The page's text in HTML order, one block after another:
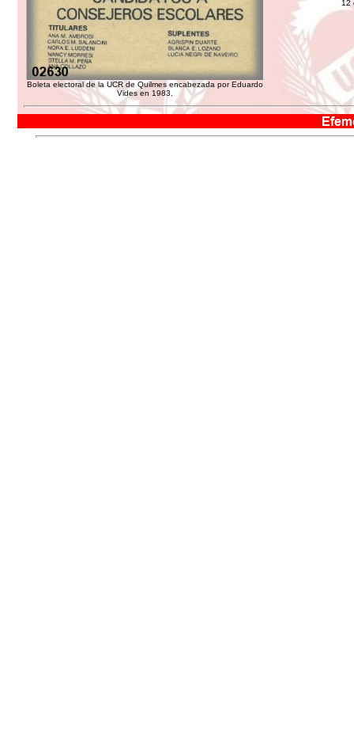
Boleta electoral de la UCR de Quilmes encabezada por Eduardo
Vides en 1983.
12